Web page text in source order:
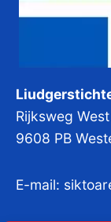
Rijksweg
9608 PB
E-mail: